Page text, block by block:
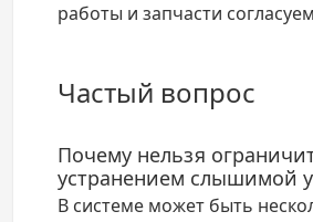
работы и запчасти
Частый вопрос
Почему нельзя
устранением слышимой
В системе может быть